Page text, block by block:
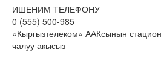
ИШЕНИМ ТЕЛЕФОНУ
0 (555) 500-985
«Кыргызтелеком» ААКсынын
чалуу акысыз